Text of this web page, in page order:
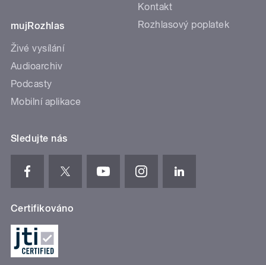
mujRozhlas
Živé vysílání
Audioarchiv
Podcasty
Mobilní aplikace
Kontakt
Rozhlasový poplatek
Sledujte nás
Certifikováno